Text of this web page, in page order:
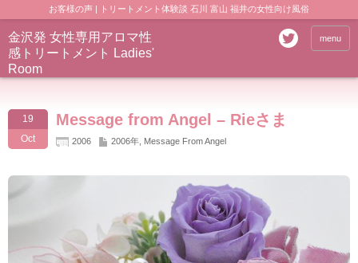
お客様の声 | トリートメント体験談 石川 富山 福井の女性向け風俗
金沢発 女性専用アロマ性
感トリートメント Ladies'
Room
menu
19
Oct
Message from Angel – Rieさま
2006 2006年 Message From Angel